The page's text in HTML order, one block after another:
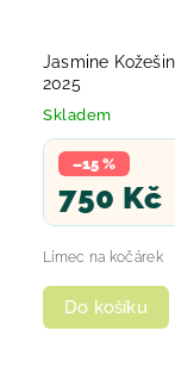
Jasmine
2025
Skladem
–15 %
750 Kč
Do košíku
Límec na kočárek